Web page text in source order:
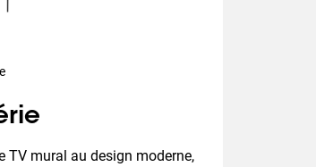
TV mural au design moderne,